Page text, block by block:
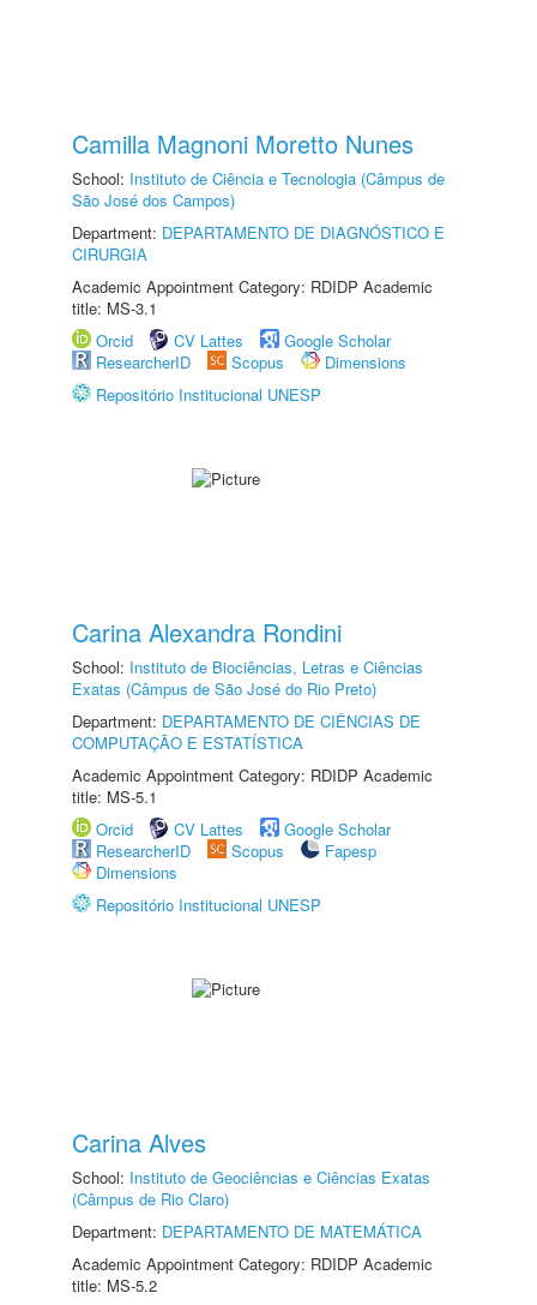
Camilla Magnoni Moretto Nunes
School: Instituto de Ciência e Tecnologia (Câmpus de
São José dos Campos)
Department: DEPARTAMENTO DE DIAGNÓSTICO E
CIRURGIA
Academic Appointment Category: RDIDP Academic
title: MS-3.1
Orcid
CV Lattes
Google Scholar
ResearcherID
Scopus
Dimensions
Repositório Institucional UNESP
Carina Alexandra Rondini
School: Instituto de Biociências, Letras e Ciências
Exatas (Câmpus de São José do Rio Preto)
Department: DEPARTAMENTO DE CIÊNCIAS DE
COMPUTAÇÃO E ESTATÍSTICA
Academic Appointment Category: RDIDP Academic
title: MS-5.1
Orcid
CV Lattes
Google Scholar
ResearcherID
Scopus
Fapesp
Dimensions
Repositório Institucional UNESP
Carina Alves
School: Instituto de Geociências e Ciências Exatas
(Câmpus de Rio Claro)
Department: DEPARTAMENTO DE MATEMÁTICA
Academic Appointment Category: RDIDP Academic
title: MS-5.2